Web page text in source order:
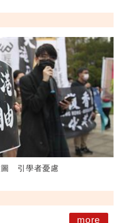
圖 引學者憂慮
more